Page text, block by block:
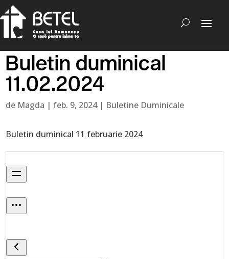
Buletin duminical
11.02.2024
de Magda | feb. 9, 2024| Buletine Duminicale
Buletin duminical 11 februarie 2024